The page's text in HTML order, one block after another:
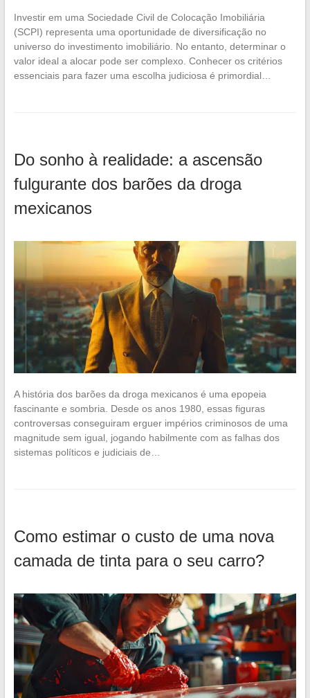
Investir em uma Sociedade Civil de Colocação Imobiliária
(SCPI) representa uma oportunidade de diversificação no
universo do investimento imobiliário. No entanto, determinar o
valor ideal a alocar pode ser complexo. Conhecer os critérios
essenciais para fazer uma escolha judiciosa é primordial…
Do sonho à realidade: a ascensão
fulgurante dos barões da droga
mexicanos
A história dos barões da droga mexicanos é uma epopeia
fascinante e sombria. Desde os anos 1980, essas figuras
controversas conseguiram erguer impérios criminosos de uma
magnitude sem igual, jogando habilmente com as falhas dos
sistemas políticos e judiciais de…
Como estimar o custo de uma nova
camada de tinta para o seu carro?